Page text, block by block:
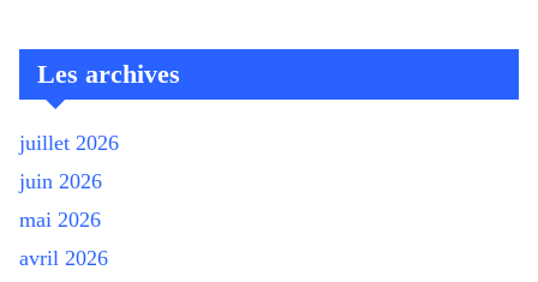
Les archives
juillet 2026
juin 2026
mai 2026
avril 2026